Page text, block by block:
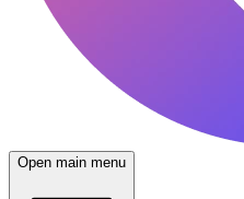
Open main menu